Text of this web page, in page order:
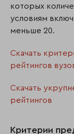
которых
условиям
меньше 20.
Скачать
рейтингов
Скачать
рейтингов
Критерии